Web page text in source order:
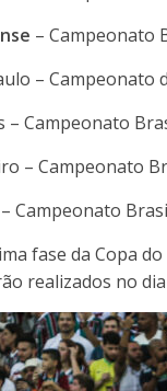
– Campeonato
– Campeonato
– Campeonato
– Campeonato
– Campeonato
fase da Copa
realizados no